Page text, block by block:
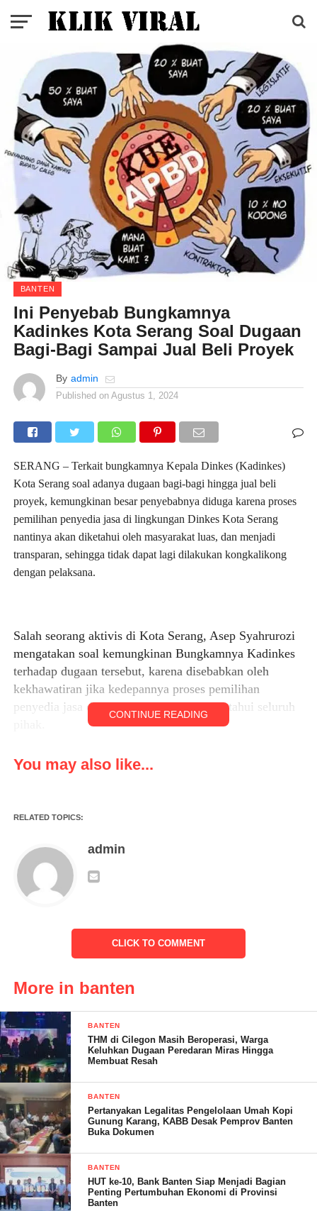
BANTEN
Ini Penyebab Bungkamnya
Kadinkes Kota Serang Soal Dugaan
Bagi-Bagi Sampai Jual Beli Proyek
By admin
Published on Agustus 1, 2024
SERANG – Terkait bungkamnya Kepala Dinkes (Kadinkes)
Kota Serang soal adanya dugaan bagi-bagi hingga jual beli
proyek, kemungkinan besar penyebabnya diduga karena proses
pemilihan penyedia jasa di lingkungan Dinkes Kota Serang
nantinya akan diketahui oleh masyarakat luas, dan menjadi
transparan, sehingga tidak dapat lagi dilakukan kongkalikong
dengan pelaksana.
Salah seorang aktivis di Kota Serang, Asep Syahrurozi
mengatakan soal kemungkinan Bungkamnya Kadinkes
terhadap dugaan tersebut, karena disebabkan oleh
kekhawatiran jika kedepannya proses pemilihan
penyedia jasa di Dinkes Kota Serang diketahui seluruh
“Kalau dijelaskan nantinya masyarakat dan pembaca
tahu bagaimana proses pemilihan penyedia jasa. Jadi
Dalam hal ini, Asep juga meminta agar Pj Walikota
dapat mewakili pejabat Dinkes untuk menjelaskan
mengenai proses pemilihan penyedia jasa di Dinkes
Kota Serang, serta meminta penjelasan kepada
“Kalau sudah begini, harusnya Pj Walikota turun
tangan. Kalau diam saja, berarti apa bedanya dengan
Kadinkes,” jelasnya.
Terpisah, Sekretaris Dinkes Kota Serang Dr. Teja Ratri meminta
agar pihak media mengkonfirmasi dugaan persoalan itu langsung
kepada Pejabat Pembuat Komitmen (PPK). Namun, berdasarkan
yang ia tahu, jika dalam pelaksannya telah sesuai dengan
ketentuan yang berlaku.
“Mangga konfirmasi ke PPK terkait hal itu. Tapi,
sepengetahuan saya dilaksanakan sesuai dengan
ketentuan,” ungkapnya melalui seluler. (Dinar)
Post Views: 20
CONTINUE READING
You may also like...
RELATED TOPICS:
admin
CLICK TO COMMENT
More in banten
BANTEN
THM di Cilegon Masih Beroperasi, Warga
Keluhkan Dugaan Peredaran Miras Hingga
Membuat Resah
BANTEN
Pertanyakan Legalitas Pengelolaan Umah Kopi
Gunung Karang, KABB Desak Pemprov Banten
Buka Dokumen
BANTEN
HUT ke-10, Bank Banten Siap Menjadi Bagian
Penting Pertumbuhan Ekonomi di Provinsi
Banten